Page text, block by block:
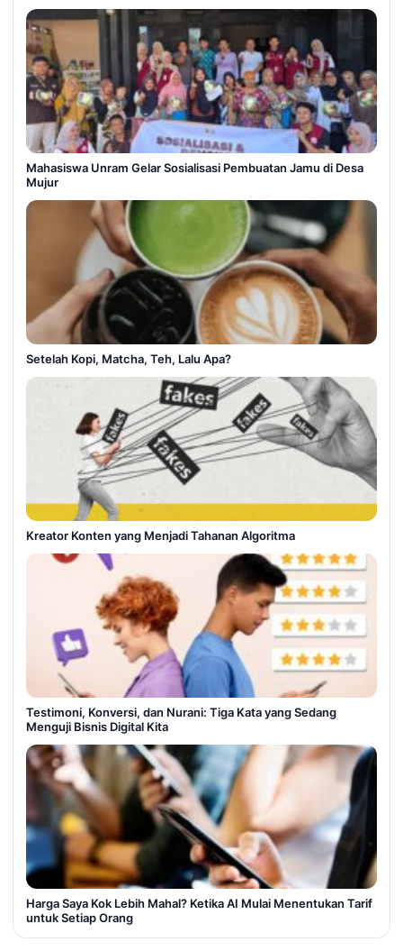
Mahasiswa Unram Gelar Sosialisasi Pembuatan Jamu di Desa
Mujur
Setelah Kopi, Matcha, Teh, Lalu Apa?
Kreator Konten yang Menjadi Tahanan Algoritma
Testimoni, Konversi, dan Nurani: Tiga Kata yang Sedang
Menguji Bisnis Digital Kita
Harga Saya Kok Lebih Mahal? Ketika AI Mulai Menentukan Tarif
untuk Setiap Orang